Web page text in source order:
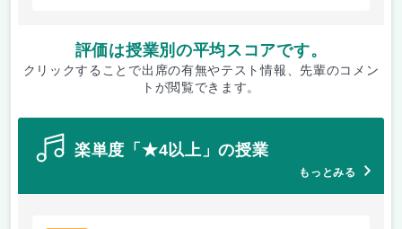
評価は授業別の平均スコアです。
クリックすることで出席の有無やテスト情報、先輩のコメン
トが閲覧できます。
楽単度「★4以上」の授業
もっとみる